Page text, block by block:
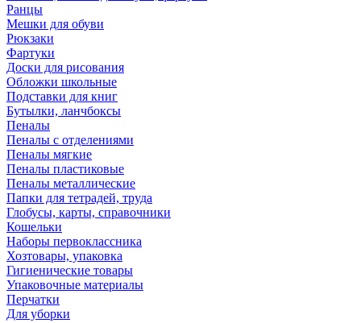
Ранцы
Мешки для обуви
Рюкзаки
Фартуки
Доски для рисования
Обложки школьные
Подставки для книг
Бутылки, ланчбоксы
Пеналы
Пеналы с отделениями
Пеналы мягкие
Пеналы пластиковые
Пеналы металлические
Папки для тетрадей, труда
Глобусы, карты, справочники
Кошельки
Наборы первоклассника
Хозтовары, упаковка
Гигиенические товары
Упаковочные материалы
Перчатки
Для уборки